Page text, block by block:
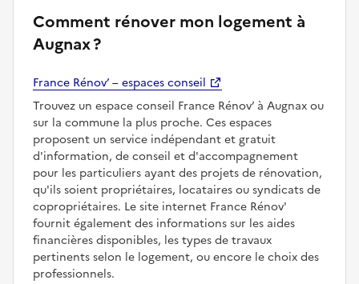
Comment rénover mon logement à
Augnax ?
France Rénov’ – espaces conseil
Trouvez un espace conseil France Rénov’ à Augnax ou
sur la commune la plus proche. Ces espaces
proposent un service indépendant et gratuit
d'information, de conseil et d'accompagnement
pour les particuliers ayant des projets de rénovation,
qu'ils soient propriétaires, locataires ou syndicats de
copropriétaires. Le site internet France Rénov'
fournit également des informations sur les aides
financières disponibles, les types de travaux
pertinents selon le logement, ou encore le choix des
professionnels.